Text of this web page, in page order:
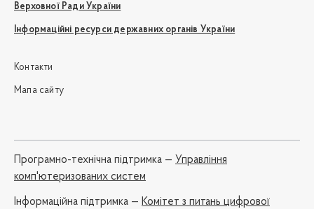
Верховної Ради України
Інформаційні ресурси державних органів України
Контакти
Мапа сайту
Програмно-технічна підтримка — Управління
комп'ютеризованих систем
Iнформаційна підтримка — Комітет з питань цифрової